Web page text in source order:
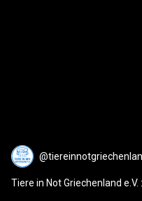
Tiere in Not Griechenland e.V. :